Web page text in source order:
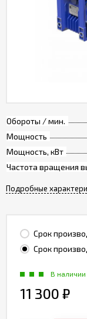
Обороты / мин.
Мощность
Мощность, кВт
Частота вращения
Подробные
Срок
Срок
В наличии
11 300 ₽